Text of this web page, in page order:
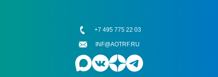
+7 495 775 22 03
INF@AOTRF.RU